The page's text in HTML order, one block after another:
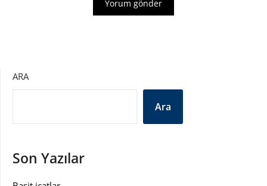
ARA
Ara
Son Yazılar